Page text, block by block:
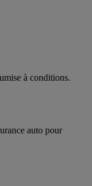
à conditions.
auto pour